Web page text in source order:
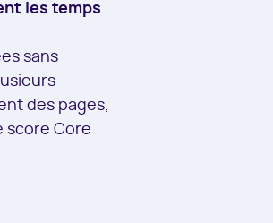
les temps
sans
des pages,
score Core